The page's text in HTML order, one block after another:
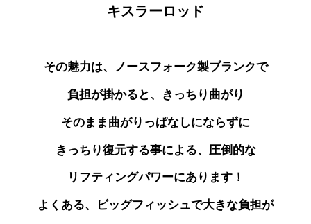
キスラーロッド
その魅力は、ノースフォーク製ブランクで
負担が掛かると、きっちり曲がり
そのまま曲がりっぱなしにならずに
きっちり復元する事による、圧倒的な
リフティングパワーにあります！
よくある、ビッグフィッシュで大きな負担が